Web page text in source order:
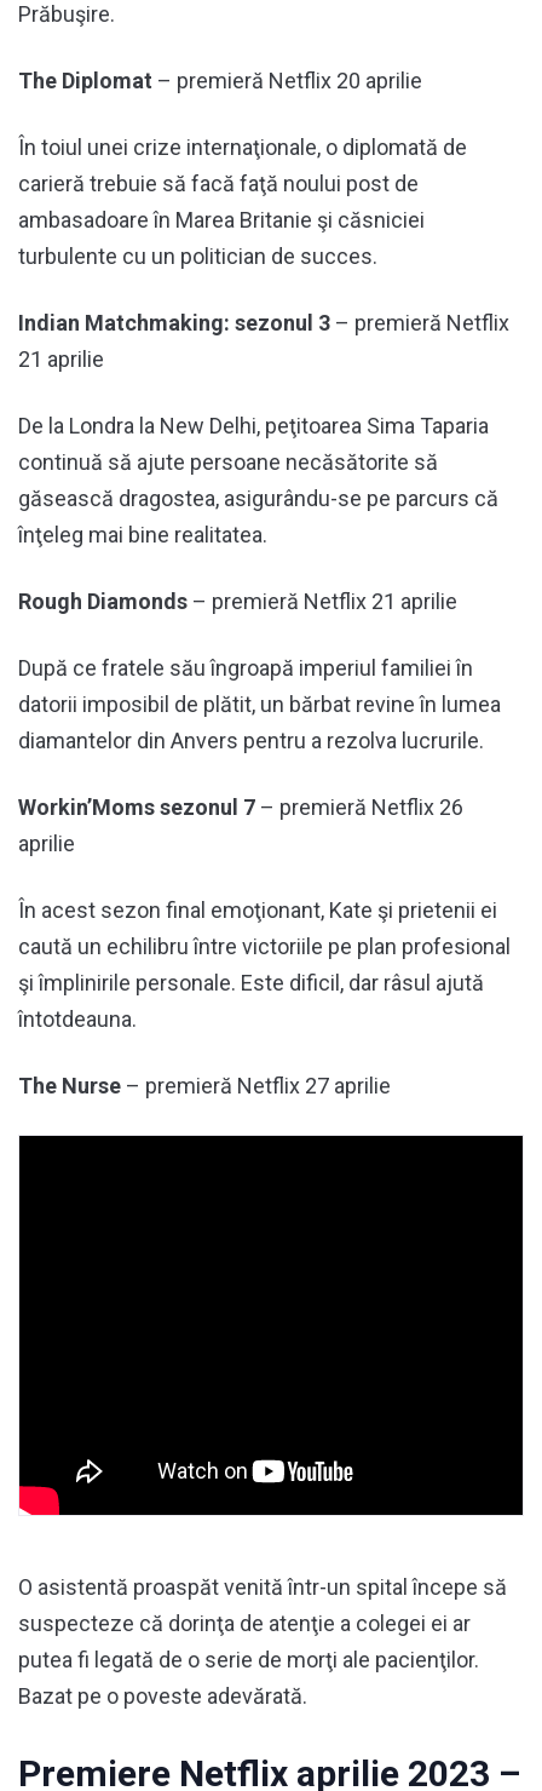
Prăbuşire.
The Diplomat – premieră Netflix 20 aprilie
În toiul unei crize internaţionale, o diplomată de
carieră trebuie să facă faţă noului post de
ambasadoare în Marea Britanie şi căsniciei
turbulente cu un politician de succes.
Indian Matchmaking: sezonul 3 – premieră Netflix
21 aprilie
De la Londra la New Delhi, peţitoarea Sima Taparia
continuă să ajute persoane necăsătorite să
găsească dragostea, asigurându-se pe parcurs că
înţeleg mai bine realitatea.
Rough Diamonds – premieră Netflix 21 aprilie
După ce fratele său îngroapă imperiul familiei în
datorii imposibil de plătit, un bărbat revine în lumea
diamantelor din Anvers pentru a rezolva lucrurile.
Workin’Moms sezonul 7 – premieră Netflix 26
aprilie
În acest sezon final emoţionant, Kate şi prietenii ei
caută un echilibru între victoriile pe plan profesional
şi împlinirile personale. Este dificil, dar râsul ajută
întotdeauna.
The Nurse – premieră Netflix 27 aprilie
O asistentă proaspăt venită într-un spital începe să
suspecteze că dorinţa de atenţie a colegei ei ar
putea fi legată de o serie de morţi ale pacienţilor.
Bazat pe o poveste adevărată.
Premiere Netflix aprilie 2023 –